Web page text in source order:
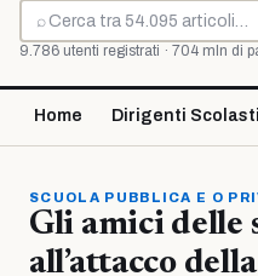
⌕
Cerca
9.786 utenti registrati · 704 mln di
Home Dirigenti
SCUOLA PUBBLICA E O
Gli amici delle
all’attacco